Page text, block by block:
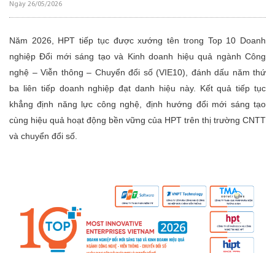
Ngày 26/05/2026
Năm 2026, HPT tiếp tục được xướng tên trong Top 10 Doanh
nghiệp Đổi mới sáng tạo và Kinh doanh hiệu quả ngành Công
nghệ – Viễn thông – Chuyển đổi số (VIE10), đánh dấu năm thứ
ba liên tiếp doanh nghiệp đạt danh hiệu này. Kết quả tiếp tục
khẳng định năng lực công nghệ, định hướng đổi mới sáng tạo
cùng hiệu quả hoạt động bền vững của HPT trên thị trường CNTT
và chuyển đổi số.